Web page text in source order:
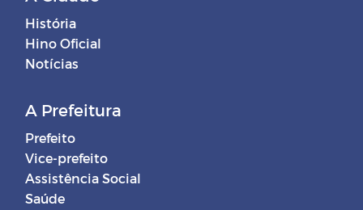
História
Hino Oficial
Notícias
A Prefeitura
Prefeito
Vice-prefeito
Assistência Social
Saúde